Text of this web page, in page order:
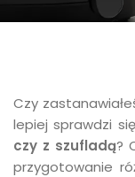
Czy
lepiej sprawdzi
czy z szufladą?
przygotowanie